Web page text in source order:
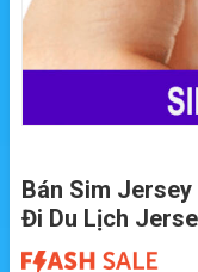
Bán Sim
Đi Du Lịch